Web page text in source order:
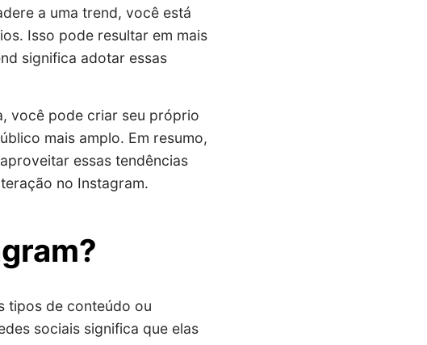
a uma trend, você está
Isso pode resultar em mais
significa adotar essas
você pode criar seu próprio
mais amplo. Em resumo,
essas tendências
no Instagram.
tipos de conteúdo ou
sociais significa que elas